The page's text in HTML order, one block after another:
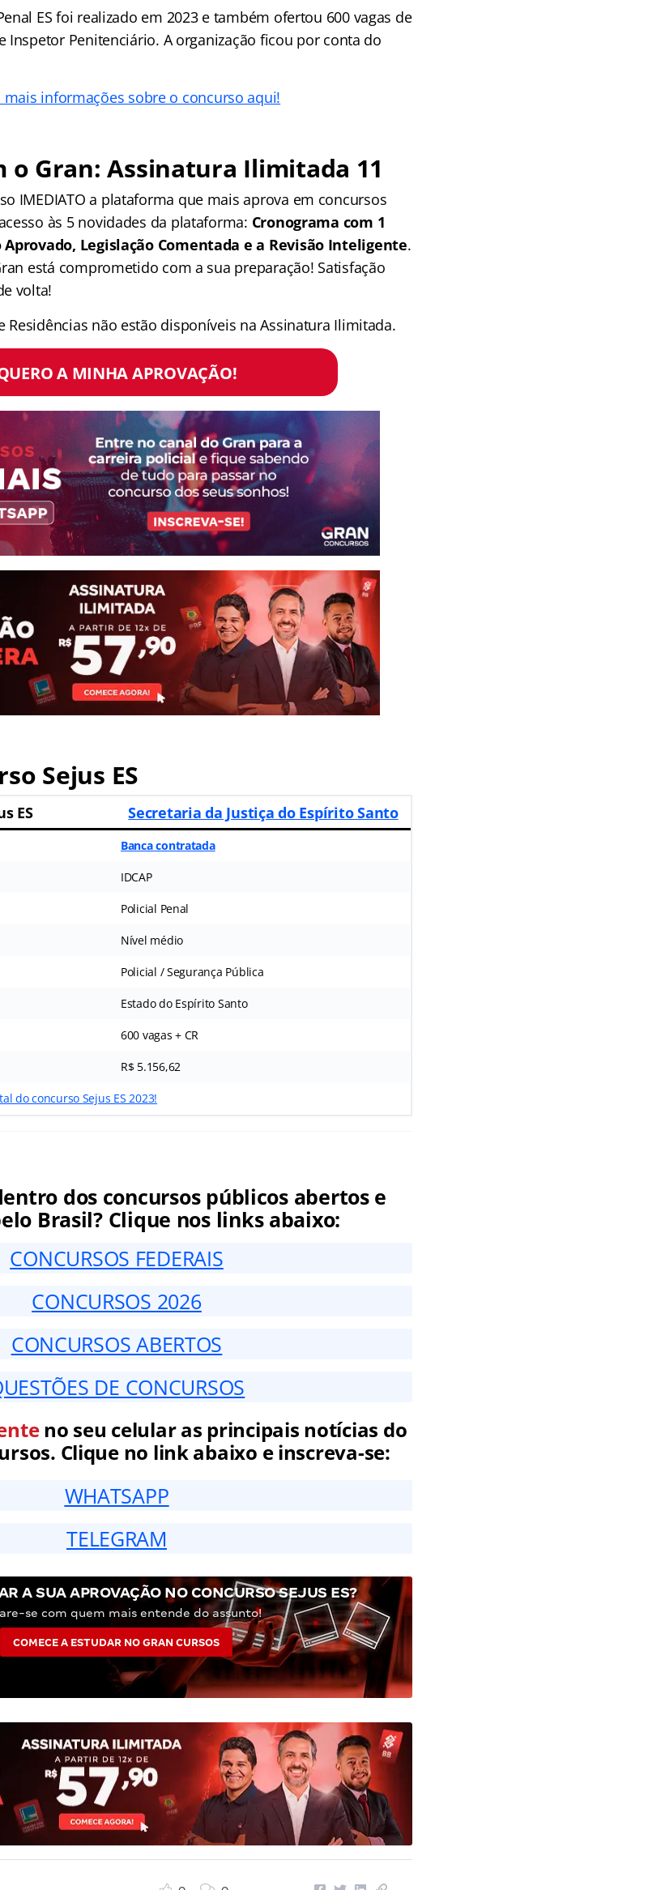
ES foi realizado em 2023 e também ofertou 600 vagas de
Inspetor Penitenciário. A organização ficou por conta do
mais informações sobre o concurso aqui!
o Gran: Assinatura Ilimitada 11
IMEDIATO a plataforma que mais aprova em concursos
às 5 novidades da plataforma: Cronograma com 1
Aprovado, Legislação Comentada e a Revisão Inteligente.
está comprometido com a sua preparação! Satisfação
volta!
Residências não estão disponíveis na Assinatura Ilimitada.
A MINHA APROVAÇÃO!
Sejus ES
ES Secretaria da Justiça do Espírito Santo
Banca contratada
IDCAP
Policial Penal
Nível médio
Policial / Segurança Pública
Estado do Espírito Santo
600 vagas + CR
R$ 5.156,62
do concurso Sejus ES 2023!
dos concursos públicos abertos e
Brasil? Clique nos links abaixo:
CONCURSOS FEDERAIS
CONCURSOS 2026
CONCURSOS ABERTOS
DE CONCURSOS
no seu celular as principais notícias do
Clique no link abaixo e inscreva-se:
WHATSAPP
TELEGRAM
A SUA APROVAÇÃO NO CONCURSO SEJUS ES?
se com quem mais entende do assunto!
COMECE A ESTUDAR NO GRAN CURSOS